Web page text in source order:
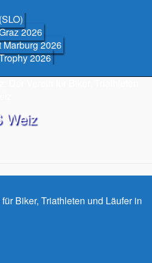
2026
2026
2026
Weiz
Biker, Triathleten und Läufer in